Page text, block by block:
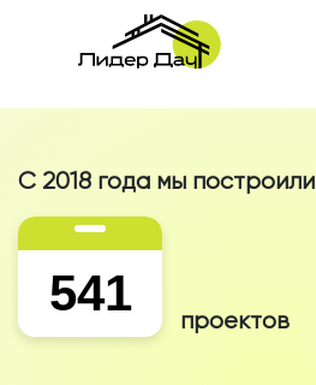
С 2018 года мы построили
541
проектов